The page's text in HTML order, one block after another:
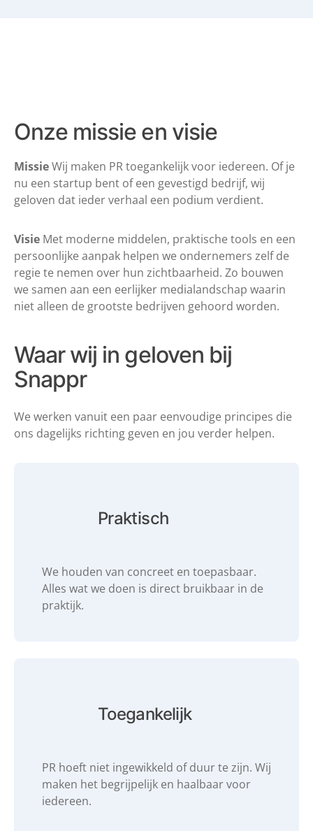
Onze missie en visie
MissieWij maken PR toegankelijk voor iedereen. Of je
nu een startup bent of een gevestigd bedrijf, wij
geloven dat ieder verhaal een podium verdient.
Visie Met moderne middelen, praktische tools en een
persoonlijke aanpak helpen we ondernemers zelf de
regie te nemen over hun zichtbaarheid. Zo bouwen
we samen aan een eerlijker medialandschap waarin
niet alleen de grootste bedrijven gehoord worden.
Waar wij in geloven bij
Snappr
We werken vanuit een paar eenvoudige principes die
ons dagelijks richting geven en jou verder helpen.
Praktisch
We houden van concreet en toepasbaar.
Alles wat we doen is direct bruikbaar in de
praktijk.
Toegankelijk
PR hoeft niet ingewikkeld of duur te zijn. Wij
maken het begrijpelijk en haalbaar voor
iedereen.